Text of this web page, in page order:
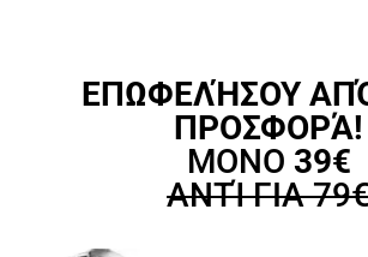
ΕΠΩΦΕΛΉΣΟΥ
ΠΡΟΣΦΟΡΆ!
ΜΟΝΟ 39€
ΑΝΤΊ ΓΙΑ